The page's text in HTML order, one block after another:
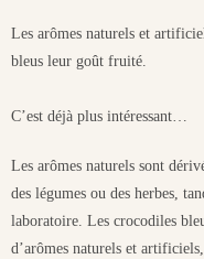
Les arômes naturels et
bleus leur goût fruité.
C’est déjà plus intéressant…
Les arômes naturels sont
des légumes ou des herbes,
laboratoire. Les crocodiles
d’arômes naturels et